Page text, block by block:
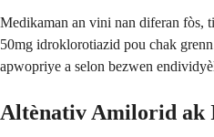
Medikaman an vini nan diferan fòs,
50mg idroklorotiazid pou chak
apwopriye a selon bezwen
Altènativ Amilorid ak